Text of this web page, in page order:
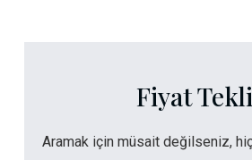
Fiyat
Aramak için müsait değilseniz,